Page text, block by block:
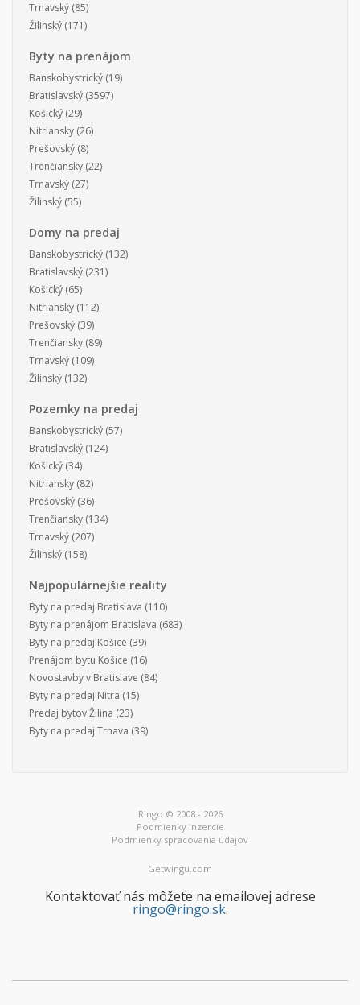
Trnavský (85)
Žilinský (171)
Byty na prenájom
Banskobystrický (19)
Bratislavský (3597)
Košický (29)
Nitriansky (26)
Prešovský (8)
Trenčiansky (22)
Trnavský (27)
Žilinský (55)
Domy na predaj
Banskobystrický (132)
Bratislavský (231)
Košický (65)
Nitriansky (112)
Prešovský (39)
Trenčiansky (89)
Trnavský (109)
Žilinský (132)
Pozemky na predaj
Banskobystrický (57)
Bratislavský (124)
Košický (34)
Nitriansky (82)
Prešovský (36)
Trenčiansky (134)
Trnavský (207)
Žilinský (158)
Najpopulárnejšie reality
Byty na predaj Bratislava (110)
Byty na prenájom Bratislava (683)
Byty na predaj Košice (39)
Prenájom bytu Košice (16)
Novostavby v Bratislave (84)
Byty na predaj Nitra (15)
Predaj bytov Žilina (23)
Byty na predaj Trnava (39)
Ringo © 2008 - 2026
Podmienky inzercie
Podmienky spracovania údajov
Getwingu.com
Kontaktovať nás môžete na emailovej adrese
ringo@ringo.sk.